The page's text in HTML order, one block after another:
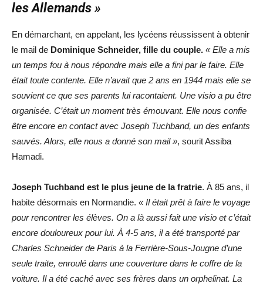
les Allemands »
En démarchant, en appelant, les lycéens réussissent à obtenir
le mail de Dominique Schneider, fille du couple. « Elle a mis
un temps fou à nous répondre mais elle a fini par le faire. Elle
était toute contente. Elle n’avait que 2 ans en 1944 mais elle se
souvient ce que ses parents lui racontaient. Une visio a pu être
organisée. C’était un moment très émouvant. Elle nous confie
être encore en contact avec Joseph Tuchband, un des enfants
sauvés. Alors, elle nous a donné son mail », sourit Assiba
Hamadi.
Joseph Tuchband est le plus jeune de la fratrie. À 85 ans, il
habite désormais en Normandie. « Il était prêt à faire le voyage
pour rencontrer les élèves. On a là aussi fait une visio et c’était
encore douloureux pour lui. À 4-5 ans, il a été transporté par
Charles Schneider de Paris à la Ferrière-Sous-Jougne d’une
seule traite, enroulé dans une couverture dans le coffre de la
voiture. Il a été caché avec ses frères dans un orphelinat. La